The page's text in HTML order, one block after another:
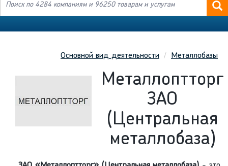
Основной вид деятельности Металлобазы
Металлоптторг
ЗАО
(Центральная
металлобаза)